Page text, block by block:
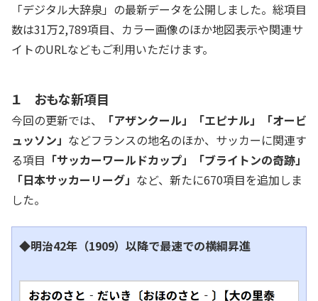
「デジタル大辞泉」の最新データを公開しました。総項目
数は31万2,789項目、カラー画像のほか地図表示や関連サ
イトのURLなどもご利用いただけます。
１ おもな新項目
今回の更新では、
「アザンクール」「エピナル」「オービ
ュッソン」 などフランスの地名のほか、サッカーに関連す
る項目 「サッカーワールドカップ」「ブライトンの奇跡」
「日本サッカーリーグ」 など、新たに670項目を追加しま
した。
◆明治42年（1909）以降で最速での横綱昇進